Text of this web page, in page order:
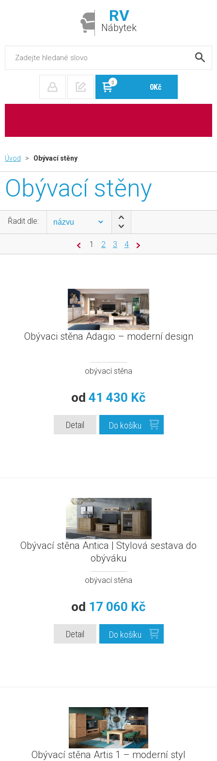
RV
Nábytek
0 0Kč
Úvod > Obývací stěny
Obývací stěny
Řadit dle:
1 2 3 4
Obývaci stěna Adagio – moderní design
obývací stěna
od 41 430 Kč
Detail Do košíku
Obývací stěna Antica | Stylová sestava do
obýváku
obývací stěna
od 17 060 Kč
Detail Do košíku
Obývací stěna Artis 1 – moderní styl